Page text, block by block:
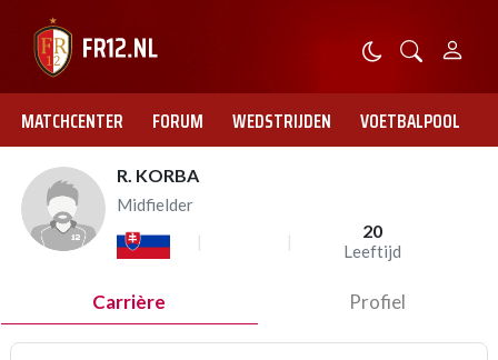
MATCHCENTER FORUM WEDSTRIJDEN VOETBALPOOL
R. KORBA
Midfielder
20
Leeftijd
Carrière Profiel